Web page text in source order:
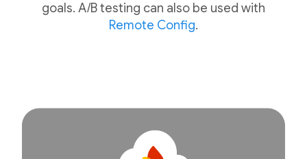
goals. A/B testing can also be used with
Remote Config.